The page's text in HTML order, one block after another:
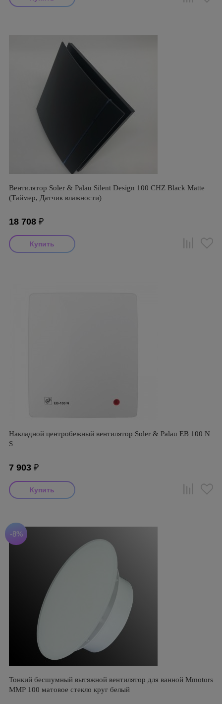
Вентилятор Soler & Palau Silent Design 100 CHZ Black Matte
(Таймер, Датчик влажности)
18 708 ₽
Накладной центробежный вентилятор Soler & Palau EB 100 N
S
7 903 ₽
-8%
Тонкий бесшумный вытяжной вентилятор для ванной Mmotors
ММР 100 матовое стекло круг белый